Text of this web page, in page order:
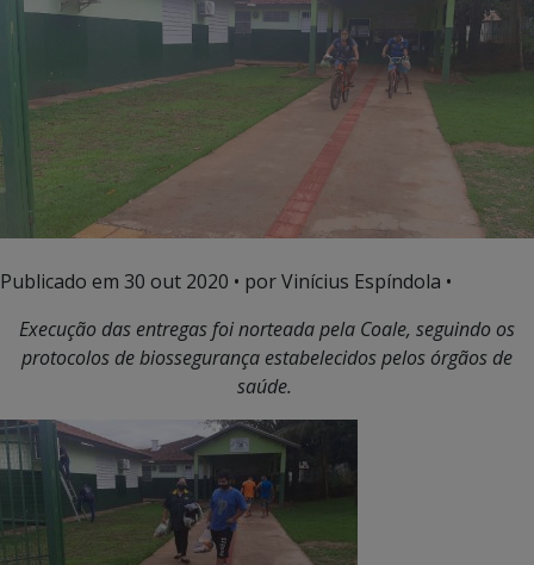
Publicado em 30 out 2020 • por Vinícius Espíndola •
Execução das entregas foi norteada pela Coale, seguindo os
protocolos de biossegurança estabelecidos pelos órgãos de
saúde.